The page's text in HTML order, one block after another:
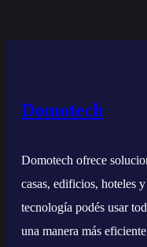
Domotech
Domotech ofrece
casas, edificios, hoteles
tecnología podés usar
una manera más